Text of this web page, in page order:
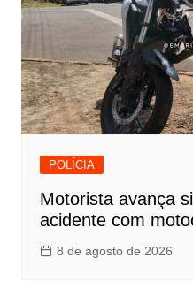
POLÍCIA
Motorista avança
acidente com
8 de agosto de 2026